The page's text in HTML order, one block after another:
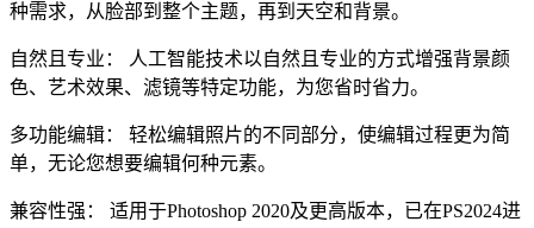
种需求，从脸部到整个主题，再到天空和背景。
自然且专业： 人工智能技术以自然且专业的方式增强背景颜
色、艺术效果、滤镜等特定功能，为您省时省力。
多功能编辑： 轻松编辑照片的不同部分，使编辑过程更为简
单，无论您想要编辑何种元素。
兼容性强： 适用于Photoshop 2020及更高版本，已在PS2024进